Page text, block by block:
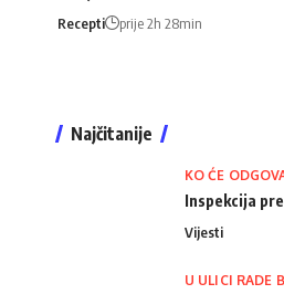
Recepti prije 2h 28min
Najčitanije
KO ĆE
Inspekcija
Vijesti
U ULICI RADE